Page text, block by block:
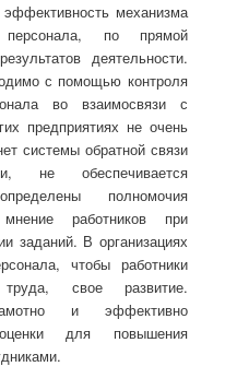
механизма
по прямой
деятельности.
с помощью контроля
во взаимосвязи с
предприятиях не очень
системы обратной связи
не обеспечивается
полномочия
работников при
заданий. В организациях
чтобы работники
свое развитие.
и эффективно
оценки для повышения